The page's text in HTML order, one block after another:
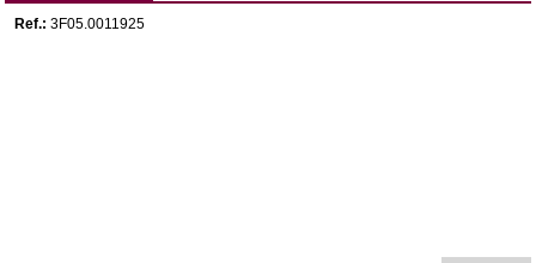
Ref.: 3F05.0011925